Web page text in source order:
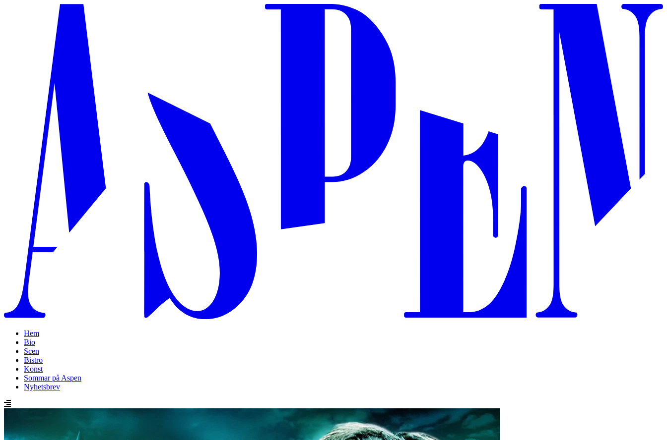
Hem
Bio
Scen
Bistro
Konst
Sommar på Aspen
Nyhetsbrev